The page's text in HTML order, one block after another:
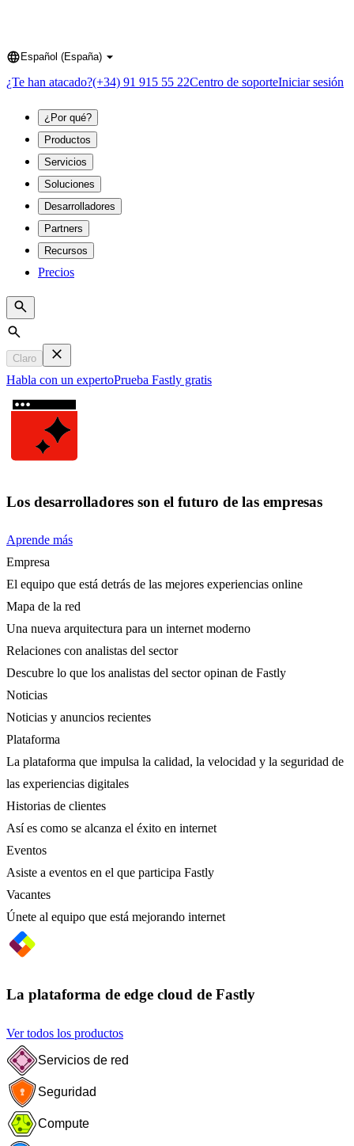
Language
Español (España)
¿Te han atacado?(+34) 91 915 55 22Centro de soporteIniciar sesión
¿Por qué?
Productos
Servicios
Soluciones
Desarrolladores
Partners
Recursos
Precios
Search
Claro
Habla con un expertoPrueba Fastly gratis
Los desarrolladores son el futuro de las empresas
Aprende más
Empresa
El equipo que está detrás de las mejores experiencias online
Mapa de la red
Una nueva arquitectura para un internet moderno
Relaciones con analistas del sector
Descubre lo que los analistas del sector opinan de Fastly
Noticias
Noticias y anuncios recientes
Plataforma
La plataforma que impulsa la calidad, la velocidad y la seguridad de
las experiencias digitales
Historias de clientes
Así es como se alcanza el éxito en internet
Eventos
Asiste a eventos en el que participa Fastly
Vacantes
Únete al equipo que está mejorando internet
La plataforma de edge cloud de Fastly
Ver todos los productos
Servicios de red
Seguridad
Compute